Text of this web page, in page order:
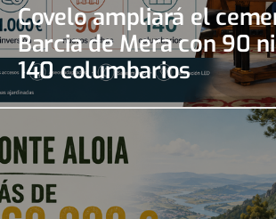
Covelo ampliará el
Barcia de Mera con 90
140 columbarios